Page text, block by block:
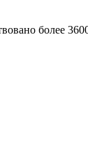
более